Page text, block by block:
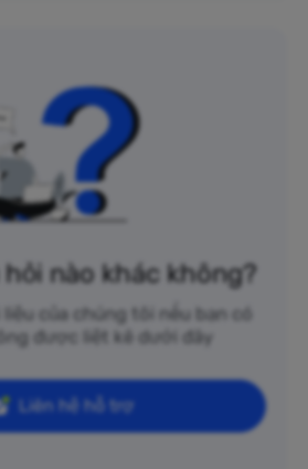
hỏi nào khác không?
liệu của chúng tôi nếu bạn có
được liệt kê dưới đây
Liên hệ hỗ trợ